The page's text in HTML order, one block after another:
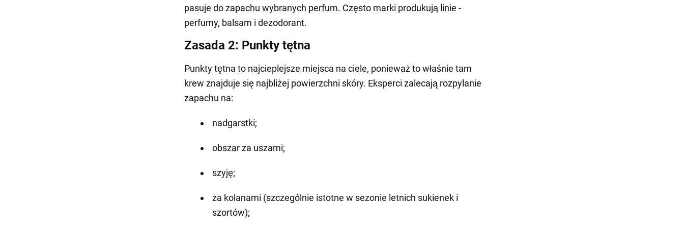
pasuje do zapachu wybranych perfum. Często marki produkują linie -
perfumy, balsam i dezodorant.
Zasada 2: Punkty tętna
Punkty tętna to najcieplejsze miejsca na ciele, ponieważ to właśnie tam
krew znajduje się najbliżej powierzchni skóry. Eksperci zalecają rozpylanie
zapachu na:
nadgarstki;
obszar za uszami;
szyję;
za kolanami (szczególnie istotne w sezonie letnich sukienek i
szortów);